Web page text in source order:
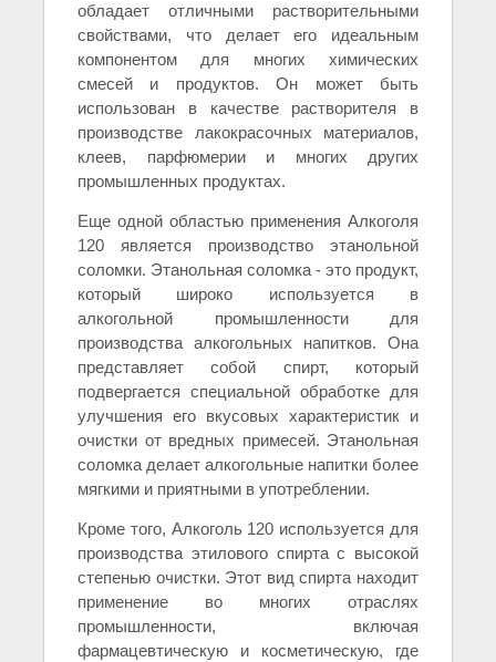
обладает отличными растворительными
свойствами, что делает его идеальным
компонентом для многих химических
смесей и продуктов. Он может быть
использован в качестве растворителя в
производстве лакокрасочных материалов,
клеев, парфюмерии и многих других
промышленных продуктах.
Еще одной областью применения Алкоголя
120 является производство этанольной
соломки. Этанольная соломка - это продукт,
который широко используется в
алкогольной промышленности для
производства алкогольных напитков. Она
представляет собой спирт, который
подвергается специальной обработке для
улучшения его вкусовых характеристик и
очистки от вредных примесей. Этанольная
соломка делает алкогольные напитки более
мягкими и приятными в употреблении.
Кроме того, Алкоголь 120 используется для
производства этилового спирта с высокой
степенью очистки. Этот вид спирта находит
применение во многих отраслях
промышленности, включая
фармацевтическую и косметическую, где